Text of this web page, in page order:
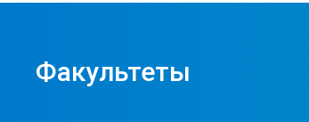
Факультеты